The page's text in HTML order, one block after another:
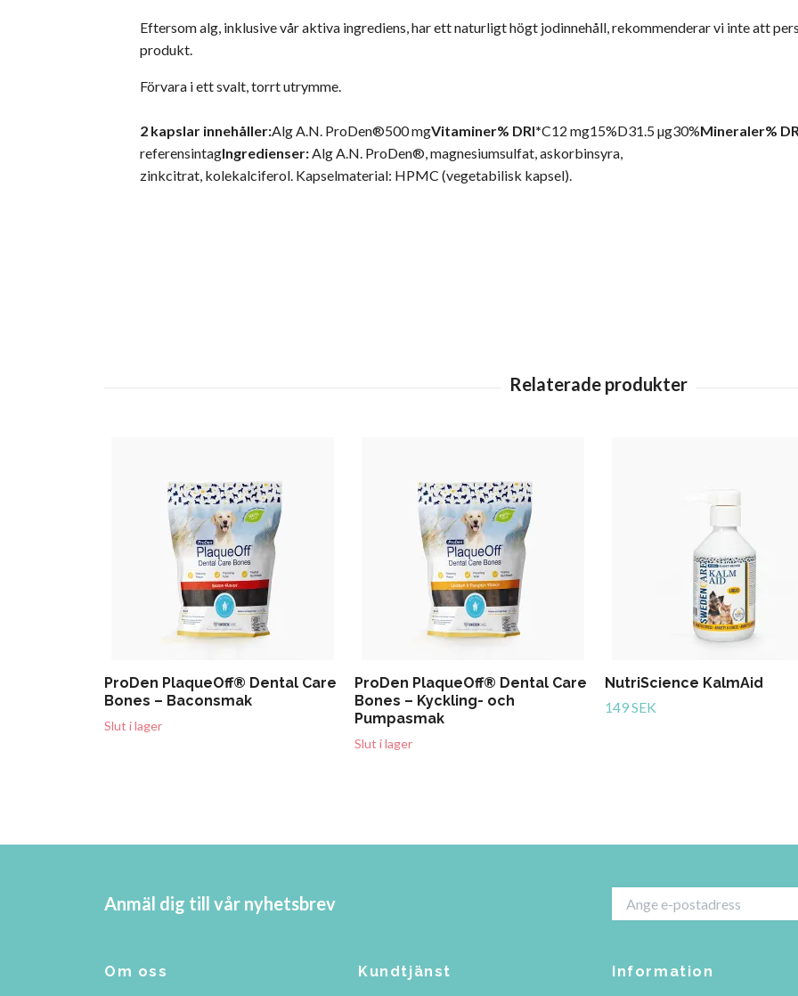
Eftersom alg, inklusive vår aktiva ingrediens, har ett naturligt högt jodinnehåll, rekommenderar vi inte att
produkt.
Förvara i ett svalt, torrt utrymme.
2 kapslar innehåller:Alg A.N. ProDen®500 mgVitaminer% DRI*C12 mg15%D31.5 µg30%Mineraler%
referensintagIngredienser:Alg A.N. ProDen®, magnesiumsulfat, askorbinsyra,
zinkcitrat, kolekalciferol. Kapselmaterial: HPMC (vegetabilisk kapsel).
ProDen PlaqueOff® Dental Care
Bones – Baconsmak
Slut i lager
ProDen PlaqueOff® Dental Care
Bones – Kyckling- och
Pumpasmak
Slut i lager
NutriScience KalmAid
149 SEK
Anmäl dig till vår nyhetsbrev
Om oss Kundtjänst Information